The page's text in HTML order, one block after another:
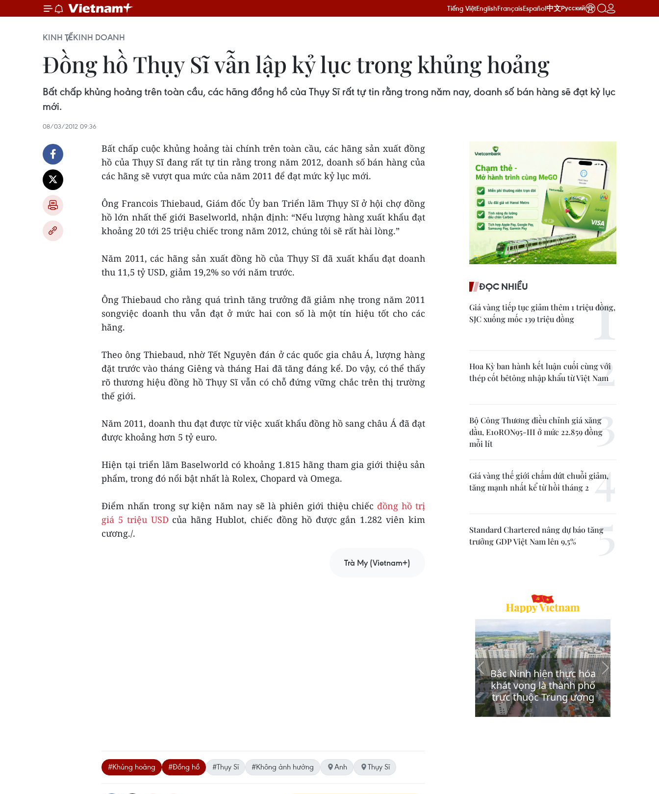
Tiếng ViệtEnglishFrançaisEspañol中文Русский
KINH TẾKINH DOANH
Đồng hồ Thụy Sĩ vẫn lập kỷ lục trong khủng hoảng
Bất chấp khủng hoảng trên toàn cầu, các hãng đồng hồ của Thụy Sĩ rất tự tin rằng trong năm nay, doanh số bán hàng sẽ đạt kỷ lục
mới.
08/03/2012 09:36
Bất chấp cuộc khủng hoảng tài chính trên toàn cầu, các hãng sản xuất đồng
hồ của Thụy Sĩ đang rất tự tin rằng trong năm 2012, doanh số bán hàng của
các hãng sẽ vượt qua mức của năm 2011 để đạt mức kỷ lục mới.
Ông Francois Thiebaud, Giám đốc Ủy ban Triển lãm Thụy Sĩ ở hội chợ đồng
hồ lớn nhất thế giới Baselworld, nhận định: “Nếu lượng hàng xuất khẩu đạt
khoảng 20 tới 25 triệu chiếc trong năm 2012, chúng tôi sẽ rất hài lòng.”
Năm 2011, các hãng sản xuất đồng hồ của Thụy Sĩ đã xuất khẩu đạt doanh
thu 11,5 tỷ USD, giảm 19,2% so với năm trước.
Ông Thiebaud cho rằng quá trình tăng trưởng đã giảm nhẹ trong năm 2011
songviệc doanh thu vẫn đạt ở mức hai con số là một tín hiệu tốt cho các
hãng.
Theo ông Thiebaud, nhờ Tết Nguyên đán ở các quốc gia châu Á, lượng hàng
đặt trước vào tháng Giêng và tháng Hai đã tăng đáng kể. Do vậy, có thể thấy
rõ thương hiệu đồng hồ Thụy Sĩ vẫn có chỗ đứng vững chắc trên thị trường
thế giới.
Năm 2011, doanh thu đạt được từ việc xuất khẩu đồng hồ sang châu Á đã đạt
được khoảng hơn 5 tỷ euro.
Hiện tại triển lãm Baselworld có khoảng 1.815 hãng tham gia giới thiệu sản
phẩm, trong đó nổi bật nhất là Rolex, Chopard và Omega.
Điểm nhấn trong sự kiện năm nay sẽ là phiên giới thiệu chiếc đồng hồ trị
giá 5 triệu USD của hãng Hublot, chiếc đồng hồ được gắn 1.282 viên kim
cương./.
Trà My (Vietnam+)
#Khủng hoảng #Đồng hồ #Thụy Sĩ #Không ảnh hưởng Anh Thụy Sĩ
ĐỌC NHIỀU
Giá vàng tiếp tục giảm thêm 1 triệu đồng,
SJC xuống mốc 139 triệu đồng
Hoa Kỳ ban hành kết luận cuối cùng với
thép cốt bêtông nhập khẩu từ Việt Nam
Bộ Công Thương điều chỉnh giá xăng
dầu, E10RON95-III ở mức 22.859 đồng
mỗi lít
Giá vàng thế giới chấm dứt chuỗi giảm,
tăng mạnh nhất kể từ hồi tháng 2
Standard Chartered nâng dự báo tăng
trưởng GDP Việt Nam lên 9,5%